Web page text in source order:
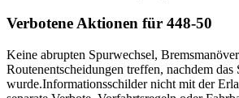
Verbotene Aktionen für 448-50
Keine abrupten Spurwechsel,
Routenentscheidungen treffen, nachdem das
wurde.Informationsschilder nicht mit der